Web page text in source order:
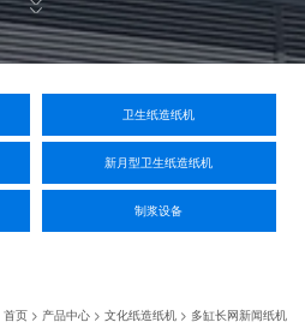
卫生纸造纸机
新月型卫生纸造纸机
制浆设备
首页 > 产品中心 > 文化纸造纸机 > 多缸长网新闻纸机